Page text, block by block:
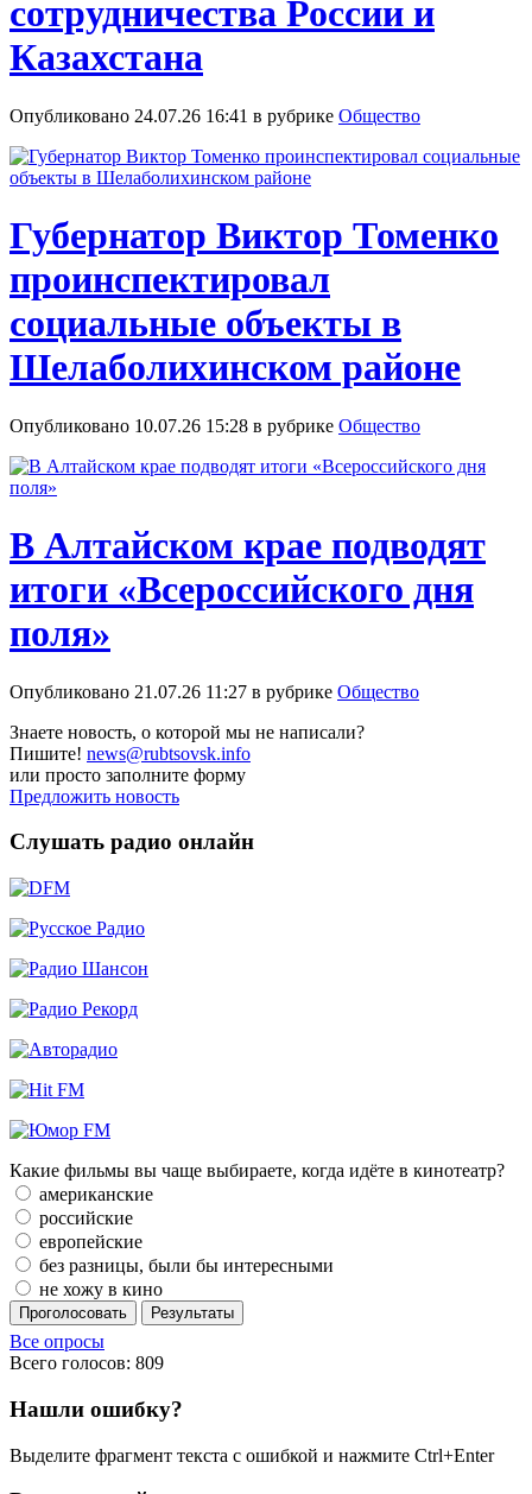
сотрудничества России и
Казахстана
Опубликовано 24.07.26 16:41 в рубрике Общество
Губернатор Виктор Томенко
проинспектировал
социальные объекты в
Шелаболихинском районе
Опубликовано 10.07.26 15:28 в рубрике Общество
В Алтайском крае подводят
итоги «Всероссийского дня
поля»
Опубликовано 21.07.26 11:27 в рубрике Общество
Знаете новость, о которой мы не написали?
Пишите! news@rubtsovsk.info
или просто заполните форму
Предложить новость
Слушать радио онлайн
Какие фильмы вы чаще выбираете, когда идёте в кинотеатр?
американские
российские
европейские
без разницы, были бы интересными
не хожу в кино
Проголосовать Результаты
Все опросы
Всего голосов: 809
Нашли ошибку?
Выделите фрагмент текста с ошибкой и нажмите Ctrl+Enter